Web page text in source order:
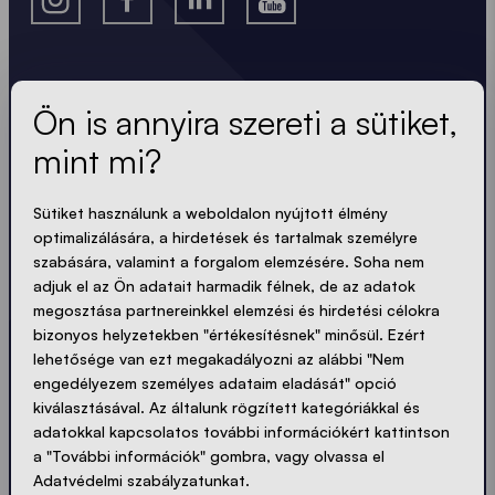
túlnyúlásokat vagy vágási jeleket.
MINDEN A SZEMÉLYRE SZABÁSRÓL SZÓL
A legfrissebb hírek.
Mindig naprakész. Nincs spam! Rövid, ropogós és
ADATVÉDELEM ELFOGADÁSA
Küldés
LOADING - LOADING - LOADING - LOADING -
Ön is annyira szereti a sütiket,
mint mi?
Sütiket használunk a weboldalon nyújtott élmény
optimalizálására, a hirdetések és tartalmak személyre
szabására, valamint a forgalom elemzésére. Soha nem
adjuk el az Ön adatait harmadik félnek, de az adatok
megosztása partnereinkkel elemzési és hirdetési célokra
bizonyos helyzetekben "értékesítésnek" minősül. Ezért
lehetősége van ezt megakadályozni az alábbi "Nem
engedélyezem személyes adataim eladását" opció
kiválasztásával. Az általunk rögzített kategóriákkal és
adatokkal kapcsolatos további információkért kattintson
a "További információk" gombra, vagy olvassa el
Adatvédelmi szabályzatunkat.